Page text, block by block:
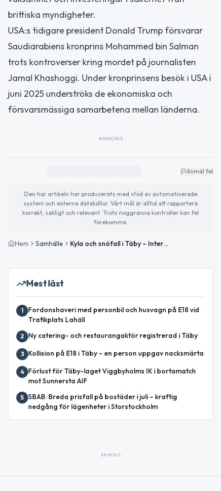
brittiska myndigheter.
USA:s tidigare president Donald Trump försvarar
Saudiarabiens kronprins Mohammed bin Salman
trots kontroverser kring mordet på journalisten
Jamal Khashoggi. Under kronprinsens besök i USA i
juni 2025 underströks de ekonomiska och
försvarsmässiga samarbetena mellan länderna.
ANNONS
Anmäl fel
Den här artikeln har producerats med stöd av automatiserade
system och externa datakällor. Vårt mål är alltid att rapportera
korrekt, sakligt och relevant. Trots noggranna kontroller kan fel
förekomma.
Hem Samhälle Kyla och snöfall i Täby – Internationella KOL-dagen och viktiga samhällsnyheter
Mest läst
1
Fordonshaveri med personbil och husvagn på E18 vid
Trafikplats Lahäll
2 Ny catering- och restaurangaktör registrerad i Täby
3 Kollision på E18 i Täby – en person uppgav nacksmärta
4
Förlust för Täby-laget Viggbyholms IK i bortamatch
mot Sunnersta AIF
5 SBAB: Breda prisfall på bostäder i juli – kraftig
nedgång för lägenheter i Storstockholm
ANNONS